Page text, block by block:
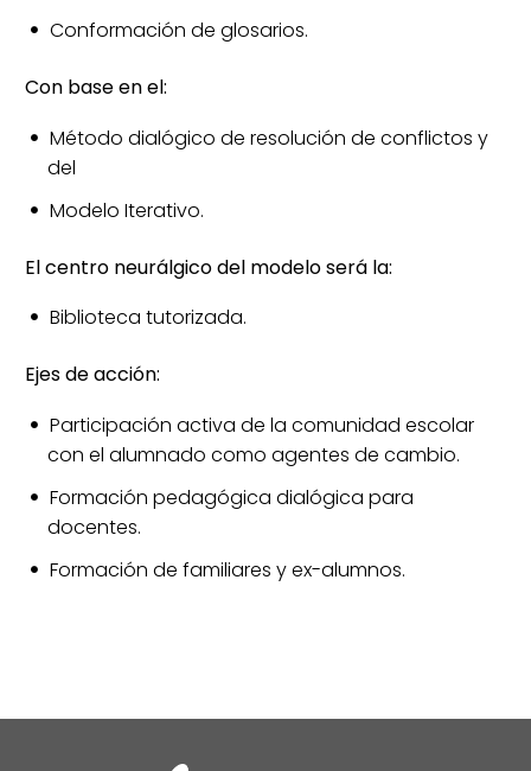
Conformación de glosarios.
Con base en el:
Método dialógico de resolución de conflictos y
del
Modelo Iterativo.
El centro neurálgico del modelo será la:
Biblioteca tutorizada.
Ejes de acción:
Participación activa de la comunidad escolar
con el alumnado como agentes de cambio.
Formación pedagógica dialógica para
docentes.
Formación de familiares y ex-alumnos.